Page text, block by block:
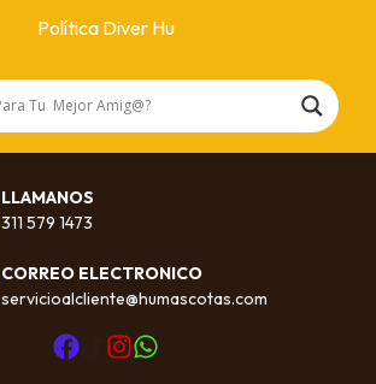
Política Diver Hu
LLAMANOS
311 579 1473
CORREO ELECTRONICO
servicioalcliente@humascotas.com